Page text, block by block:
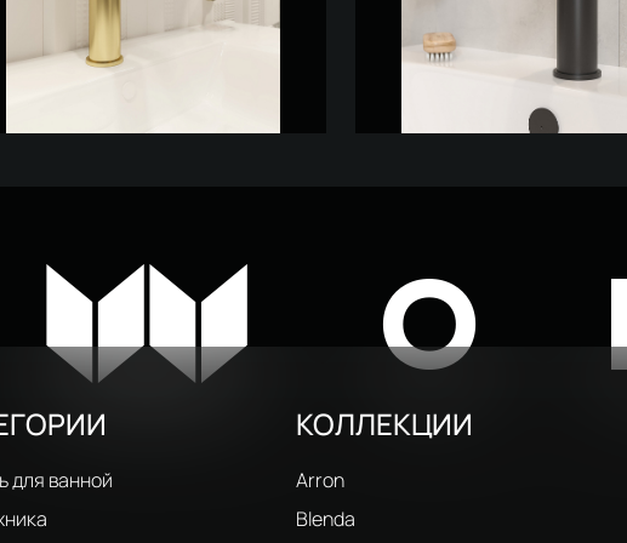
W
для ванной
КОЛЛЕКЦИИ
Arron
Blenda